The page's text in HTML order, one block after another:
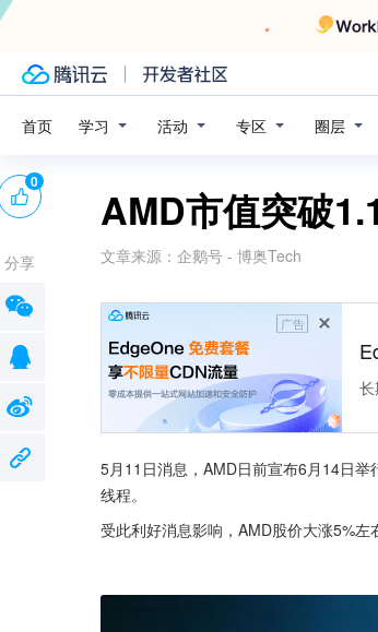
首页 学习 活动 专区 圈层
AMD市值突破
文章来源： 企鹅号 - 博奥Tech
广告
5月11日消息，AMD日前宣布6月14日
线程。
受此利好消息影响，AMD股价大涨5%左
0
分享